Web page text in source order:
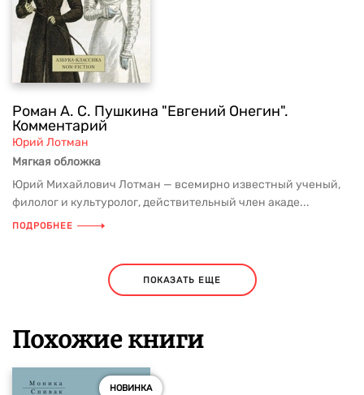
Роман А. С. Пушкина "Евгений Онегин".
Комментарий
Юрий Лотман
Мягкая обложка
Юрий Михайлович Лотман — всемирно известный ученый,
филолог и культуролог, действительный член акаде...
ПОДРОБНЕЕ
ПОКАЗАТЬ ЕЩЕ
Похожие книги
НОВИНКА